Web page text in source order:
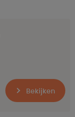
Bekijken